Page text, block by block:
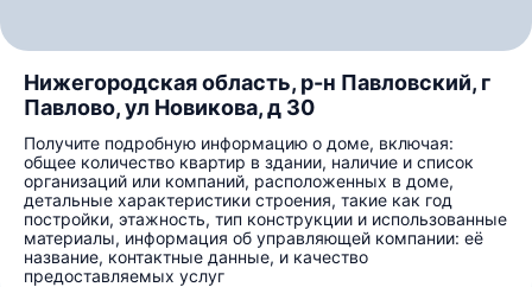
Нижегородская область, р-н Павловский, г
Павлово, ул Новикова, д 30
Получите подробную информацию о доме, включая:
общее количество квартир в здании, наличие и список
организаций или компаний, расположенных в доме,
детальные характеристики строения, такие как год
постройки, этажность, тип конструкции и использованные
материалы, информация об управляющей компании: её
название, контактные данные, и качество
предоставляемых услуг